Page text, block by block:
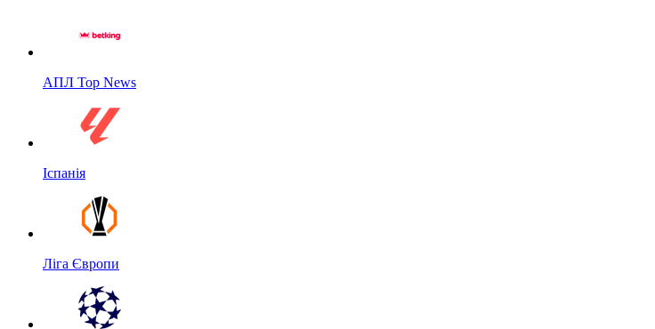
АПЛ Top News
Іспанія
Ліга Європи